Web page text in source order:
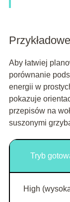
Aby łatwiej
porównanie
energii w
pokazuje
przepisów na
suszonymi
Tryb
High